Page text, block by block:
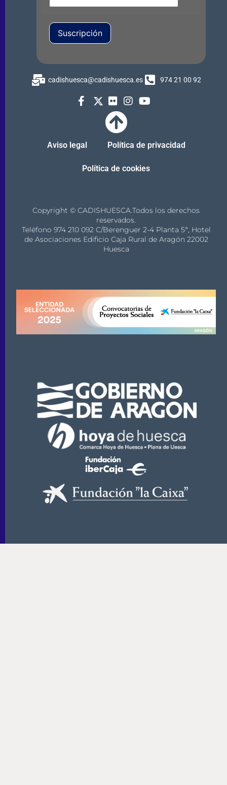
Suscripción
cadishuesca@cadishuesca.es 974 21 00 92
Aviso legal Política de privacidad
Política de cookies
Copyright © CADISHUESCA.Todos los derechos
reservados.
Teléfono 974 210 092 C/Berenguer 2-4 Planta 5ª, Hotel
de Asociaciones Edificio Caja Rural de Aragón 22002
Huesca